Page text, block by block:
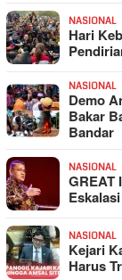
NASIONAL
Hari
NASIONAL
Demo
Bakar
Bandar
NASIONAL
GREAT
NASIONAL
Kejari
Harus